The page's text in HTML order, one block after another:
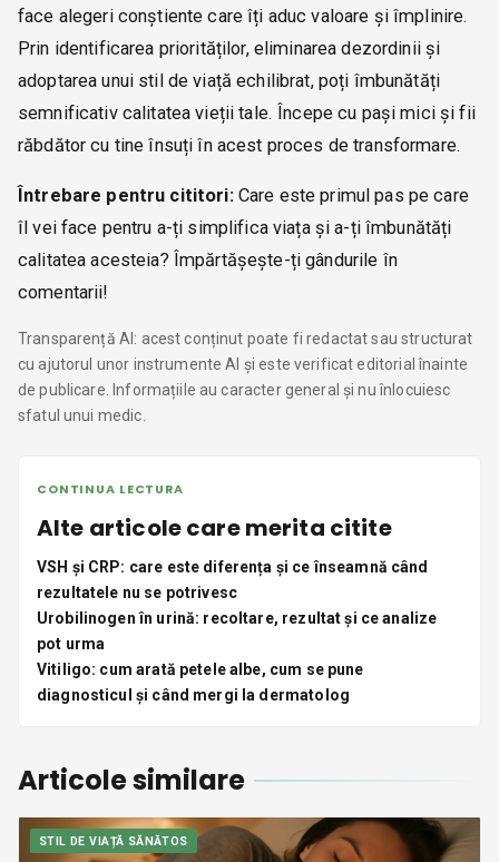
face alegeri conștiente care îți aduc valoare și împlinire.
Prin identificarea priorităților, eliminarea dezordinii și
adoptarea unui stil de viață echilibrat, poți îmbunătăți
semnificativ calitatea vieții tale. Începe cu pași mici și fii
răbdător cu tine însuți în acest proces de transformare.
Întrebare pentru cititori:Care este primul pas pe care
îl vei face pentru a-ți simplifica viața și a-ți îmbunătăți
calitatea acesteia? Împărtășește-ți gândurile în
comentarii!
Transparență AI: acest conținut poate fi redactat sau structurat
cu ajutorul unor instrumente AI și este verificat editorial înainte
de publicare. Informațiile au caracter general și nu înlocuiesc
sfatul unui medic.
CONTINUA LECTURA
Alte articole care merita citite
VSH și CRP: care este diferența și ce înseamnă când
rezultatele nu se potrivesc
Urobilinogen în urină: recoltare, rezultat și ce analize
pot urma
Vitiligo: cum arată petele albe, cum se pune
diagnosticul și când mergi la dermatolog
Articole similare
STIL DE VIAȚĂ SĂNĂTOS